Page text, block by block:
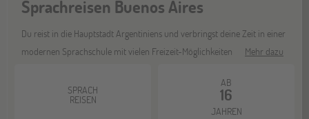
07 Bochum
Jugendbildungsmesse JuBi
Berlin
Jugendbildungsmesse JuBi
Sprachreisen Buenos Aires
Du reist in die Hauptstadt Argentiniens und verbringst deine Zeit in einer
modernen Sprachschule mit vielen Freizeit-Möglichkeiten
Mehr dazu
SPRACH
REISEN
AB
16
JAHREN